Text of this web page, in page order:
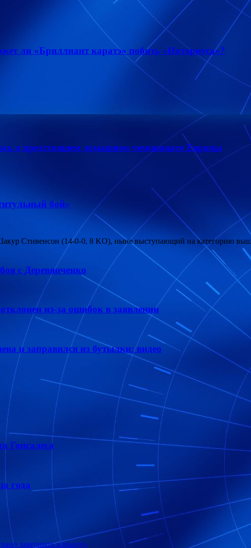
ли «Бриллиант каратэ» побить «Ноториуса»?
о предстоящем домашнем чемпионате Европы
бой»
Стивенсон (14-0-0, 8 KO), ныне выступающий на категорию
с Деревянченко
из-за ошибок в заявлении
и заправился из бутылки: видео
Гонсалеса
года
завершать карьеру»